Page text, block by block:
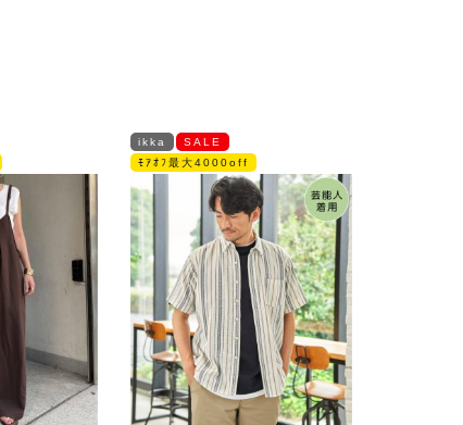
ikka
SALE
ﾓｱｵﾌ最大4000off